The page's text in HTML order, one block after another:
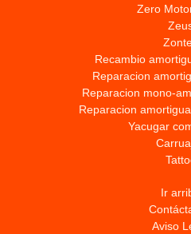
Zero
Recambio
Reparacion
Reparacion mono-
Reparacion
Yacugar
Ir
Aviso